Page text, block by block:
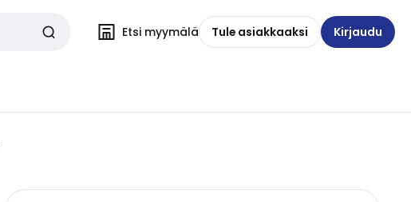
Etsi myymälä Tule asiakkaaksi Kirjaudu